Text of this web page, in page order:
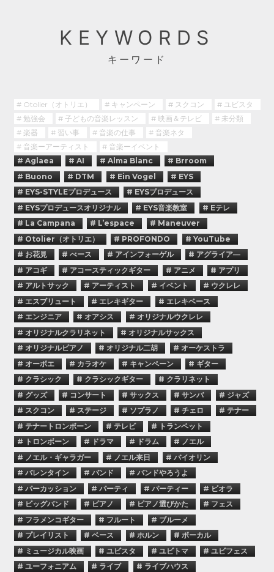
KEYWORDS
キーワード
# Otolier（オトリエ） # キャンペーン # スクコン
# ユビスタ
# 勉強会
# 子どもの音楽レッスン # 映画＆テレビ
# 未分類
# 楽器
# 習い事 # 音楽の仕事
# 音楽ネタ
# 音楽ーアーティスト
# 音楽ーイベント
# Aglaea
# AI # Alma Blanc
# Brroom
# Buono
# DTM # Ein Vogel
# EYS
# EYS-STYLEプロデュース
# EYSプロデュース
# EYSプロデュースオリジナル
# EYS音楽教室
# Eテレ
# La Campana
# L’espace
# Maneuver
# Otolier（オトリエ）
# PROFONDO
# YouTube
# お花見
# べース # アインフォーゲル
# アグライア―
# アコギ
# アコースティックギター # アニメ
# アプリ
# アルトサック
# アーティスト # イベント
# ウクレレ
# エスブリュート
# エレキギター
# エレキベース
# エンジニア
# オアシス
# オリジナルウクレレ
# オリジナルクラリネット
# オリジナルサックス
# オリジナルピアノ
# オリジナル二胡
# オーケストラ
# オーボエ
# カラオケ # キャンペーン
# ギター
# クラシック
# クラシックギター
# クラリネット
# グッズ
# コンサート # サックス # サンバ
# ジャズ
# スクコン
# ステージ # ソプラノ # チェロ
# テナー
# テナートロンボーン
# テレビ
# トランペット
# トロンボーン
# ドラマ # ドラム
# ノエル
# ノエル・ギャラガー
# ノエル来日
# バイオリン
# バレンタイン
# バンド
# バンドやろうよ
# パーカッション
# パーティ # パーティー
# ビオラ
# ビッグバンド
# ピアノ # ピアノ選びかた
# フェス
# フラメンコギター
# フルート
# ブルーメ
# プレイリスト
# ベース # ホルン
# ボーカル
# ミュージカル映画
# ユビスタ # ユビトマ
# ユビフェス
# ユーフォニアム
# ライブ
# ライブハウス